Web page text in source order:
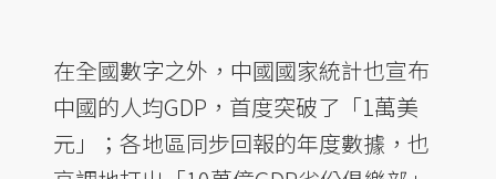
在全國數字之外，中國國家統計也宣布
中國的人均GDP，首度突破了「1萬美
元」；各地區同步回報的年度數據，也